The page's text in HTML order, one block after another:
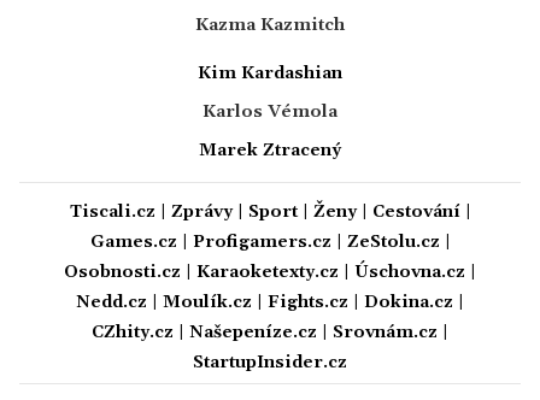
Kazma Kazmitch
Kim Kardashian
Karlos Vémola
Marek Ztracený
Tiscali.cz Zprávy| Sport| Ženy| Cestování|
Games.cz
Profigamers.cz ZeStolu.cz
Osobnosti.cz
Karaoketexty.cz Úschovna.cz
Nedd.cz
Moulík.cz Fights.cz Dokina.cz
CZhity.cz
Našepeníze.cz Srovnám.cz
StartupInsider.cz